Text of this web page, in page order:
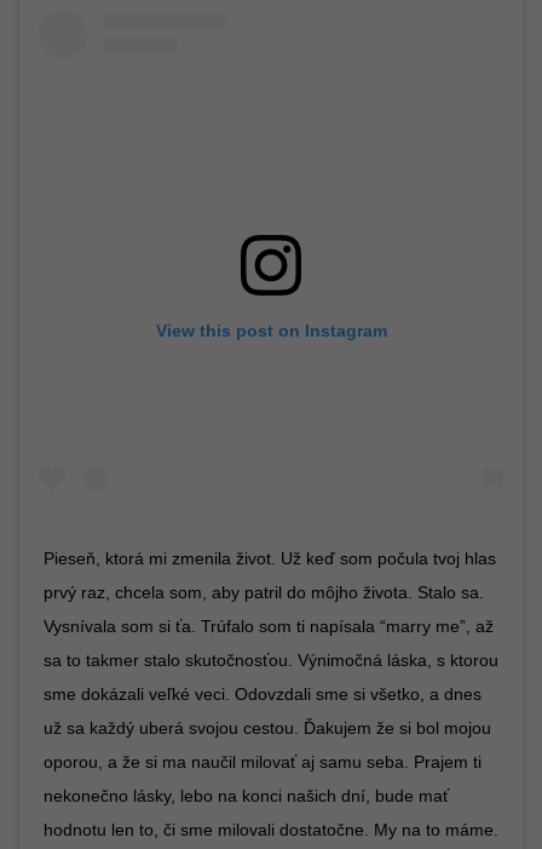
View this post on Instagram
Pieseň, ktorá mi zmenila život. Už keď som počula tvoj hlas
prvý raz, chcela som, aby patril do môjho života. Stalo sa.
Vysnívala som si ťa. Trúfalo som ti napísala “marry me”, až
sa to takmer stalo skutočnosťou. Výnimočná láska, s ktorou
sme dokázali veľké veci. Odovzdali sme si všetko, a dnes
už sa každý uberá svojou cestou. Ďakujem že si bol mojou
oporou, a že si ma naučil milovať aj samu seba. Prajem ti
nekonečno lásky, lebo na konci našich dní, bude mať
hodnotu len to, či sme milovali dostatočne. My na to máme.